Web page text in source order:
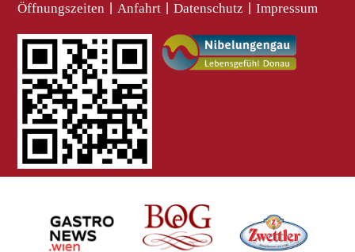
Öffnungszeiten Anfahrt Datenschutz Impressum